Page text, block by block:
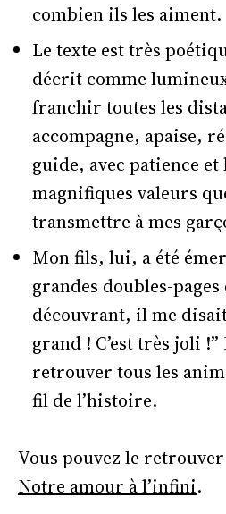
combien ils les aiment.
Le texte est très
décrit comme
franchir toutes les
accompagne, apaise,
guide, avec patience
magnifiques valeurs
transmettre à mes
Mon fils, lui, a été
grandes doubles-
découvrant, il me disait
grand ! C’est très joli
retrouver tous les
fil de l’histoire.
Vous pouvez le
Notre amour à l’infini.